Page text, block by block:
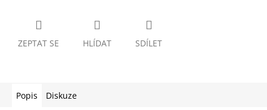
ZEPTAT SE HLÍDAT SDÍLET
Popis Diskuze